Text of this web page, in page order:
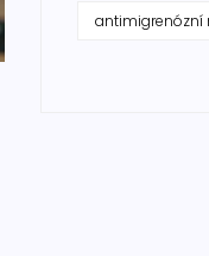
antimigrenózní